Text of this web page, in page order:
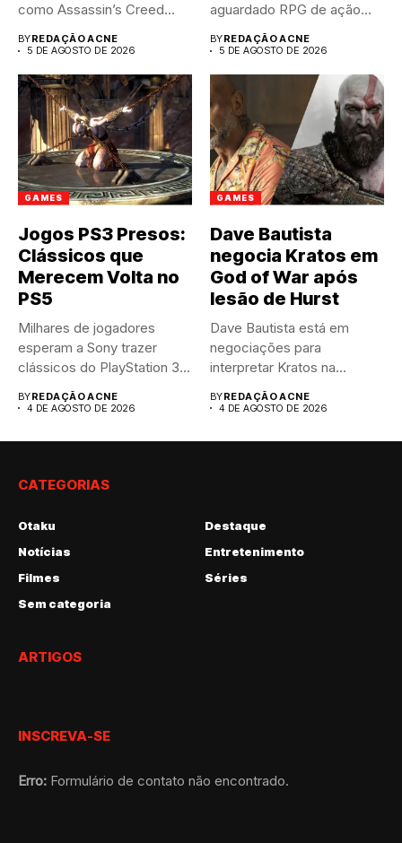
como Assassin’s Creed
Valhalla...
BYREDAÇÃO ACNE
5 DE AGOSTO DE 2026
aguardado RPG de ação
BYREDAÇÃO ACNE
5 DE AGOSTO DE 2026
GAMES
Jogos PS3 Presos:
Clássicos que
Merecem Volta no
PS5
Milhares de jogadores
esperam a Sony trazer
clássicos do PlayStation 3
BYREDAÇÃO ACNE
4 DE AGOSTO DE 2026
GAMES
Dave Bautista
negocia Kratos em
God of War após
lesão de Hurst
Dave Bautista está em
negociações para
interpretar Kratos na
action...
BYREDAÇÃO ACNE
4 DE AGOSTO DE 2026
CATEGORIAS
Otaku
Destaque
Notícias
Entretenimento
Filmes
Séries
Sem categoria
ARTIGOS
INSCREVA-SE
Erro: Formulário de contato não encontrado.